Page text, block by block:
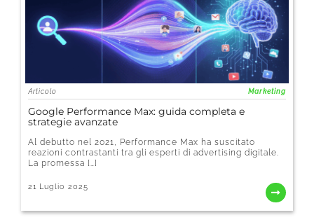
Articolo Marketing
Google Performance Max: guida completa e
strategie avanzate
Al debutto nel 2021, Performance Max ha suscitato
reazioni contrastanti tra gli esperti di advertising digitale.
La promessa […]
21 Luglio 2025